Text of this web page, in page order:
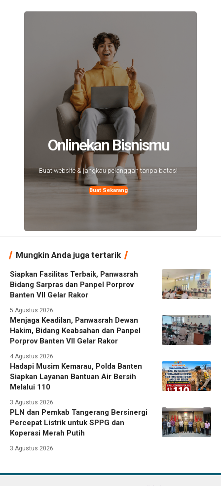
Onlinekan Bisnismu
Buat website & jangkau pelanggan tanpa batas!
Buat Sekarang
Mungkin Anda juga tertarik
Siapkan Fasilitas Terbaik, Panwasrah
Bidang Sarpras dan Panpel Porprov
Banten VII Gelar Rakor
5 Agustus 2026
Menjaga Keadilan, Panwasrah Dewan
Hakim, Bidang Keabsahan dan Panpel
Porprov Banten VII Gelar Rakor
4 Agustus 2026
Hadapi Musim Kemarau, Polda Banten
Siapkan Layanan Bantuan Air Bersih
Melalui 110
3 Agustus 2026
PLN dan Pemkab Tangerang Bersinergi
Percepat Listrik untuk SPPG dan
Koperasi Merah Putih
3 Agustus 2026